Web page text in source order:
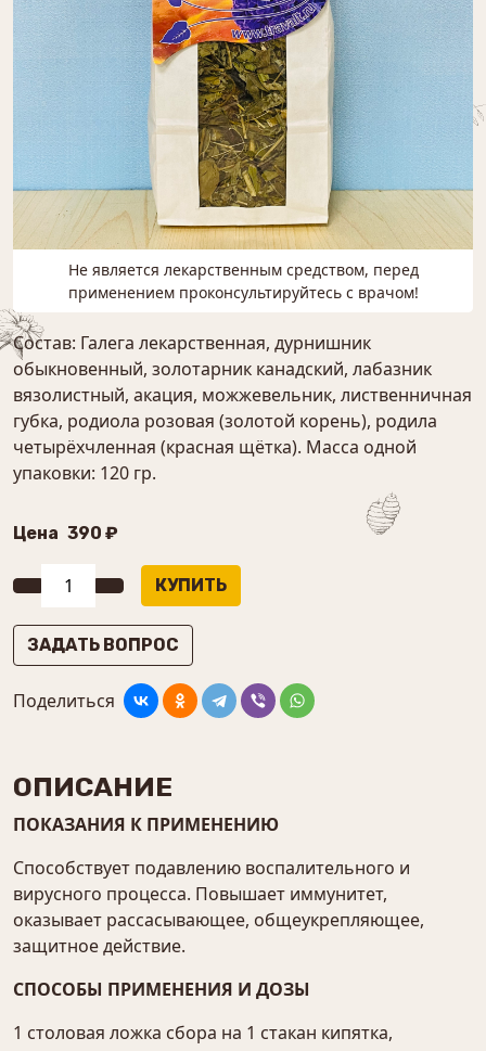
Не является лекарственным средством, перед
применением проконсультируйтесь с врачом!
Состав: Галега лекарственная, дурнишник
обыкновенный, золотарник канадский, лабазник
вязолистный, акация, можжевельник, лиственничная
губка, родиола розовая (золотой корень), родила
четырёхчленная (красная щётка). Масса одной
упаковки: 120 гр.
Цена 390 ₽
ЗАДАТЬ ВОПРОС
Поделиться
ОПИСАНИЕ
ПОКАЗАНИЯ К ПРИМЕНЕНИЮ
Способствует подавлению воспалительного и
вирусного процесса. Повышает иммунитет,
оказывает рассасывающее, общеукрепляющее,
защитное действие.
СПОСОБЫ ПРИМЕНЕНИЯ И ДОЗЫ
1 столовая ложка сбора на 1 стакан кипятка,